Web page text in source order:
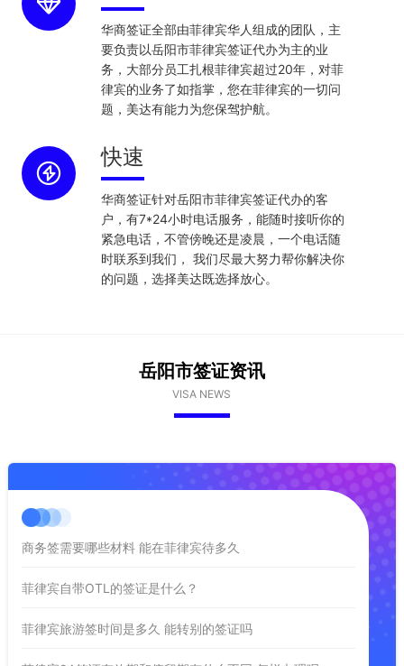
华商签证全部由菲律宾华人组成的团队，主
要负责以岳阳市菲律宾签证代办为主的业
务，大部分员工扎根菲律宾超过20年，对菲
律宾的业务了如指掌，您在菲律宾的一切问
题，美达有能力为您保驾护航。
快速
华商签证针对岳阳市菲律宾签证代办的客
户，有7*24小时电话服务，能随时接听你的
紧急电话，不管傍晚还是凌晨，一个电话随
时联系到我们， 我们尽最大努力帮你解决你
的问题，选择美达既选择放心。
岳阳市签证资讯
VISA NEWS
商务签需要哪些材料 能在菲律宾待多久
菲律宾自带OTL的签证是什么？
菲律宾旅游签时间是多久 能转别的签证吗